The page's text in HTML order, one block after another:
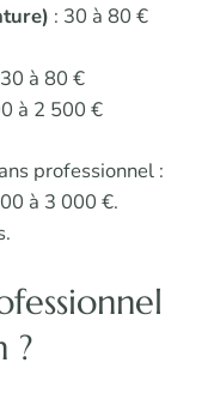
: 30 à 80 €
à 80 €
à 2 500 €
professionnel :
à 3 000 €.
?